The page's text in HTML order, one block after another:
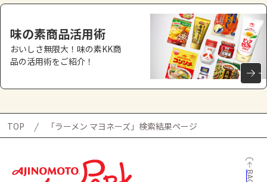
味の素商品活用術
おいしさ無限大！味の素KK商
品の活用術をご紹介！
TOP 「ラーメン マヨネーズ」検索結果ページ